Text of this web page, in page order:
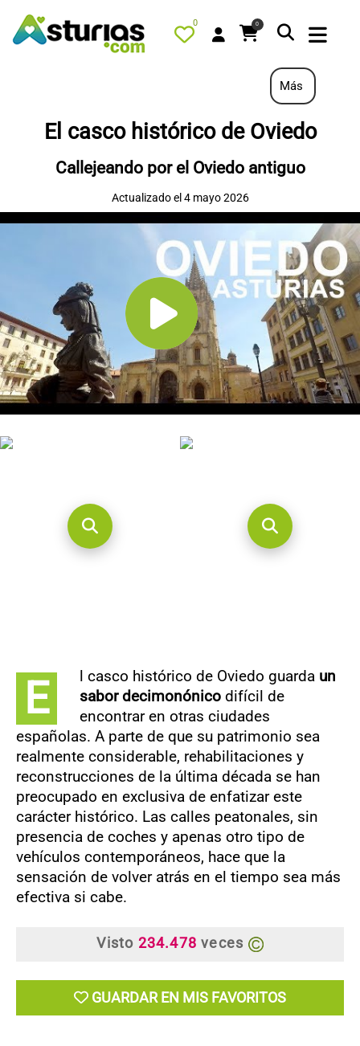
0 0
QUÉ HACER
ALOJAMIENTOS
RESTAURANTES
TURISMO ACTIVO
TIENDA
AGENDA
OFERTAS
CONTACTO
Más
El casco histórico de Oviedo
Callejeando por el Oviedo antiguo
Actualizado el 4 mayo 2026
E l casco histórico de Oviedo guarda un
sabor decimonónicodifícil de
encontrar en otras ciudades
españolas. A parte de que su patrimonio sea
realmente considerable, rehabilitaciones y
reconstrucciones de la última década se han
preocupado en exclusiva de enfatizar este
carácter histórico. Las calles peatonales, sin
presencia de coches y apenas otro tipo de
vehículos contemporáneos, hace que la
sensación de volver atrás en el tiempo sea más
efectiva si cabe.
Visto 234.478 veces
GUARDAR EN MIS FAVORITOS